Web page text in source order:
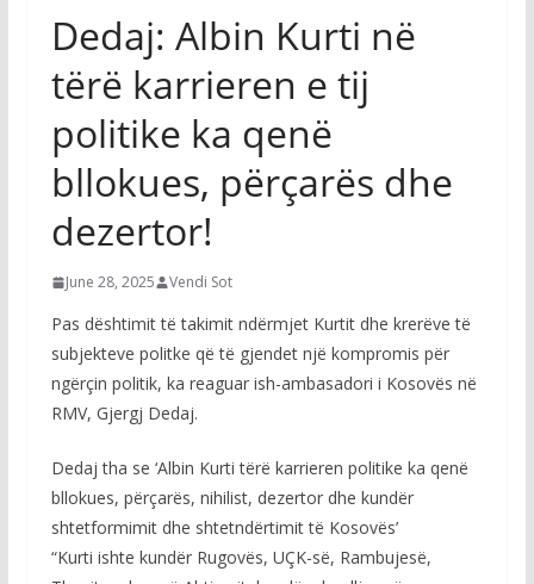
Dedaj: Albin Kurti në
tërë karrieren e tij
politike ka qenë
bllokues, përçarës dhe
dezertor!
June 28, 2025 Vendi Sot
Pas dështimit të takimit ndërmjet Kurtit dhe krerëve të
subjekteve politke që të gjendet një kompromis për
ngërçin politik, ka reaguar ish-ambasadori i Kosovës në
RMV, Gjergj Dedaj.
Dedaj tha se ‘Albin Kurti tërë karrieren politike ka qenë
bllokues, përçarës, nihilist, dezertor dhe kundër
shtetformimit dhe shtetndërtimit të Kosovës’
“Kurti ishte kundër Rugovës, UÇK-së, Rambujesë,